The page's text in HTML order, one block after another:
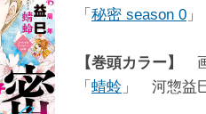
「 秘密 season 0
【巻頭カラー】
「 蜻蛉 」 河惣益